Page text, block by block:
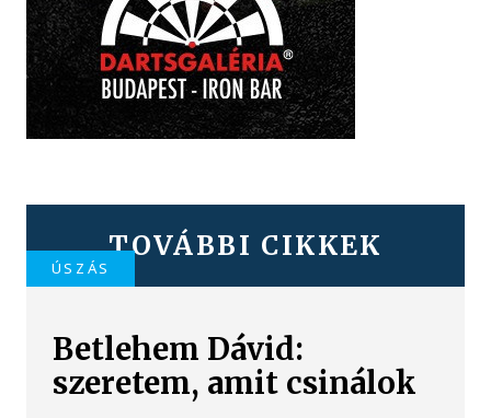
TOVÁBBI CIKKEK
ÚSZÁS
Betlehem Dávid:
szeretem, amit csinálok